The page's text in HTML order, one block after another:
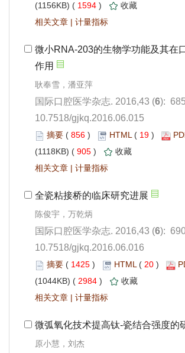
1594 )
|
):
10.7518/gjkq.2016.06.015
856 ) 19 )
905 )
|
):
10.7518/gjkq.2016.06.016
1425 ) 20 )
2984 )
|